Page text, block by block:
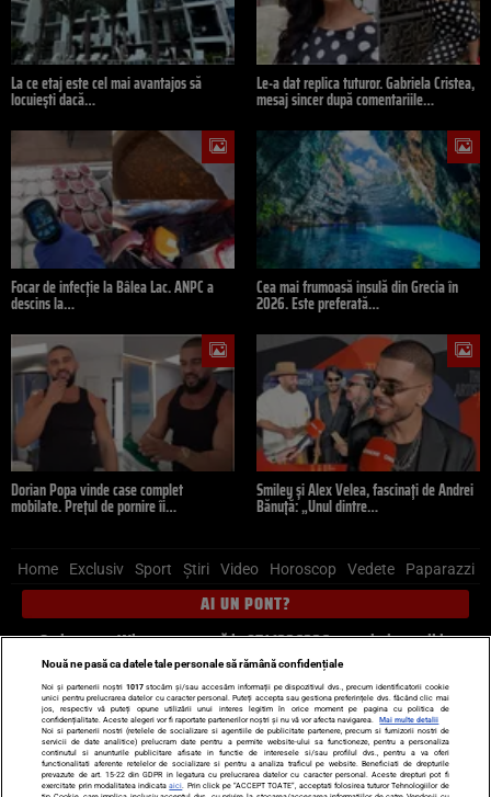
La ce etaj este cel mai avantajos să
locuiești dacă…
Le-a dat replica tuturor. Gabriela Cristea,
mesaj sincer după comentariile…
Focar de infecție la Bâlea Lac. ANPC a
descins la…
Cea mai frumoasă insulă din Grecia în
2026. Este preferată…
Dorian Popa vinde case complet
mobilate. Prețul de pornire îi…
Smiley și Alex Velea, fascinați de Andrei
Bănuță: „Unul dintre…
Home Exclusiv Sport Știri Video Horoscop Vedete Paparazzi
AI UN PONT?
Scrie-ne pe Whatsapp, sună la 0741226226 sau trimite mail la
pont@cancan.ro
Știri interne Știri externe
Politică
Ultimele stiri
Diete Insula Iubirii Dictionar de vise
LIFE STYLE
Horoscop
Nouă ne pasă ca datele tale personale să rămână confidențiale
Noi și partenerii noștri 1017stocăm și/sau accesăm informații pe dispozitivul dvs., precum identificatorii cookie
unici pentru prelucrarea datelor cu caracter personal. Puteți accepta sau gestiona preferințele dvs. făcând clic mai
jos, respectiv vă puteți opune utilizării unui interes legitim în orice moment pe pagina cu politica de
confidențialitate. Aceste alegeri vor fi raportate partenerilor noștri și nu vă vor afecta navigarea.
Mai multe detalii
Noi si partenerii nostri (retelele de socializare si agentiile de publicitate partenere, precum si furnizorii nostri de
servicii de date analitice) prelucram date pentru a permite website-ului sa functioneze, pentru a personaliza
continutul si anunturile publicitare afisate in functie de interesele si/sau profilul dvs., pentru a va oferi
functionalitati aferente retelelor de socializare si pentru a analiza traficul pe website. Beneficiati de drepturile
prevazute de art. 15-22 din GDPR in legatura cu prelucrarea datelor cu caracter personal. Aceste drepturi pot fi
exercitate prin modalitatea indicataaici . Prin click pe “ACCEPT TOATE”, acceptati folosirea tuturor Tehnologiilor de